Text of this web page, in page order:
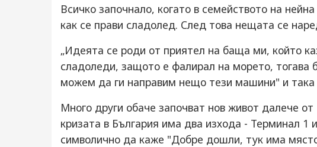
Всичко започнало, когато в семейството на
как се прави сладолед. След това нещата се
„Идеята се роди от приятел на баща ми, който
сладоледи, защото е фалирал на морето,
можем да ги направим нещо тези машини" и така
Много други обаче започват нов живот далече
кризата в България има два изхода - Терминал 1
символично да каже "Добре дошли, тук има